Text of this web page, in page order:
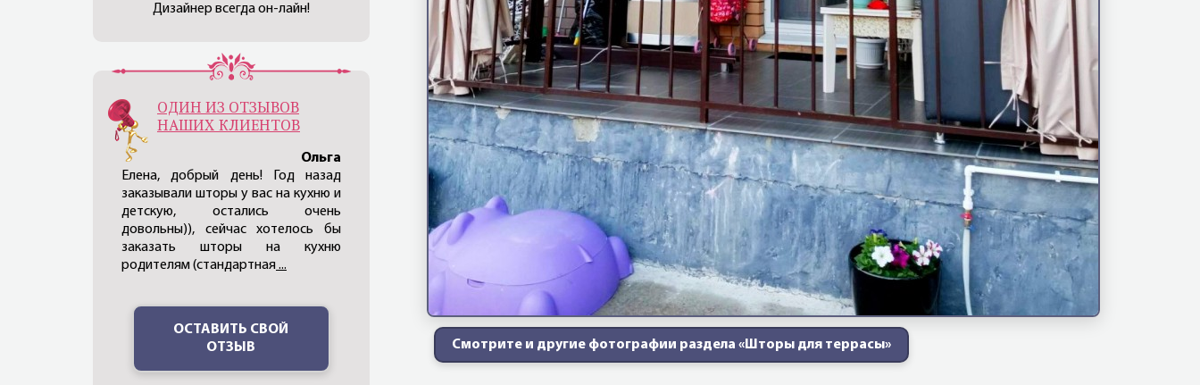
Смотрите и другие фотографии раздела «Шторы для террасы»
Дизайнер всегда он-лайн!
ОДИН ИЗ ОТЗЫВОВ
НАШИХ КЛИЕНТОВ
Ольга
Елена, добрый день! Год назад
заказывали шторы у вас на кухню и
детскую, остались очень
довольны)), сейчас хотелось бы
заказать шторы на кухню
родителям (стандартная...
ОСТАВИТЬ СВОЙ
ОТЗЫВ